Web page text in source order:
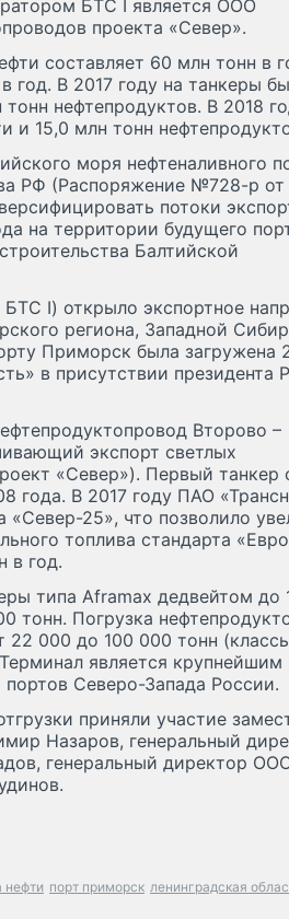
БТС I является ООО
проекта «Север».
составляет 60 млн тонн в
год. В 2017 году на танкеры
нефтепродуктов. В 2018
и 15,0 млн тонн
моря нефтеналивного
РФ (Распоряжение №728-р от
потоки
на территории будущего
Балтийской
I) открыло экспортное
региона, Западной
Приморск была загружена
в присутствии президента
Второво –
экспорт светлых
«Север»). Первый танкер
года. В 2017 году ПАО
25», что позволило
топлива стандарта
в год.
типа Aframax дедвейтом до
тонн. Погрузка
22 000 до 100 000 тонн
является крупнейшим
Северо-Запада России.
приняли участие
Назаров, генеральный
генеральный директор
нефти порт приморск ленинградская